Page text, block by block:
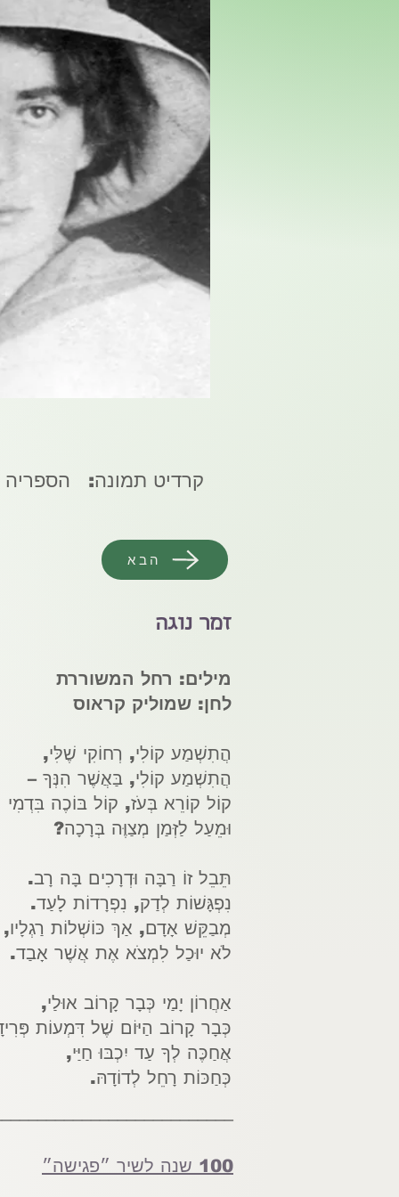
הספריה קרדיט תמונה:
הבא
זמר נוגה
מילים: רחל המשוררת
לחן: שמוליק קראוס
הֲתִשְׁמַע קוֹלִי, רְחוֹקִי שֶׁלִּי,
הֲתִשְׁמַע קוֹלִי, בַּאֲשֶׁר הִנְּךָ –
קוֹל קוֹרֵא בְּעֹז, קוֹל בּוֹכֶה בִּדְמִי
וּמֵעַל לַזְּמַן מְצַוֶּה בְּרָכָה?
תֵּבֵל זוֹ רַבָּה וּדְרָכִים בָּה רָב.
נִפְגָּשׁוֹת לְדַק, נִפְרָדוֹת לָעַד.
מְבַקֵּשׁ אָדָם, אַךְ כּוֹשְׁלוֹת רַגְלָיו,
לֹא יוּכַל לִמְצֹא אֶת אֲשֶׁר אָבַד.
אַחֲרוֹן יָמַי כְּבָר קָרוֹב אוּלַי,
כְּבָר קָרוֹב הַיּוֹם שֶׁל דִּמְעוֹת
אֲחַכֶּה לְךָ עַד יִכְבּוּ חַיַּי,
כְּחַכּוֹת רָחֵל לְדוֹדָהּ.
100 שנה לשיר ״פגישה״